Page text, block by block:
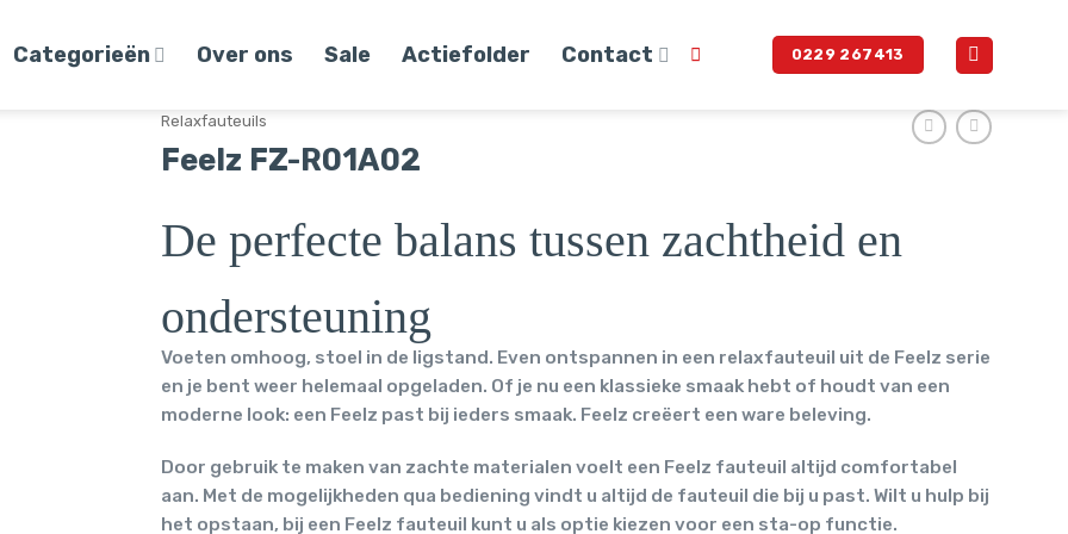
Categorieën Over ons Sale Actiefolder Contact 0229 267413
Relaxfauteuils
Feelz FZ-R01A02
De perfecte balans tussen zachtheid en
ondersteuning
Voeten omhoog, stoel in de ligstand. Even ontspannen in een relaxfauteuil uit de Feelz serie
en je bent weer helemaal opgeladen. Of je nu een klassieke smaak hebt of houdt van een
moderne look: een Feelz past bij ieders smaak. Feelz creëert een ware beleving.
Door gebruik te maken van zachte materialen voelt een Feelz fauteuil altijd comfortabel
aan. Met de mogelijkheden qua bediening vindt u altijd de fauteuil die bij u past. Wilt u hulp bij
het opstaan, bij een Feelz fauteuil kunt u als optie kiezen voor een sta-op functie.